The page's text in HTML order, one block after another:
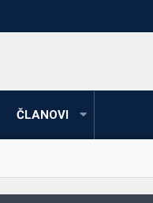
ČLANOVI